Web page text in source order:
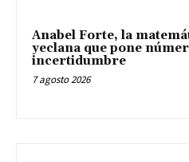
Anabel Forte, la
yeclana que pone
incertidumbre
7 agosto 2026